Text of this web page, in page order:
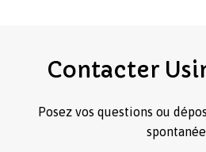
Contacter
Posez vos questions ou
spontanée.